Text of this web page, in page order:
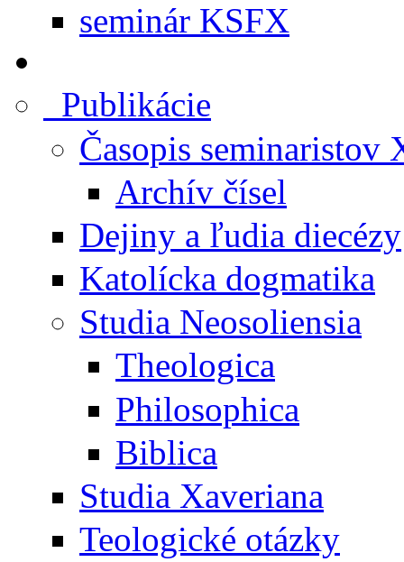
seminár KSFX
Publikácie
Časopis seminaristov
Archív čísel
Dejiny a ľudia diecézy
Katolícka dogmatika
Studia Neosoliensia
Theologica
Philosophica
Biblica
Studia Xaveriana
Teologické otázky